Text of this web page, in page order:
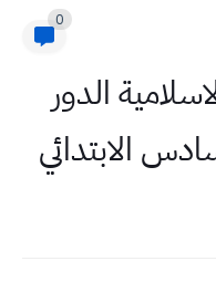
0
الدور